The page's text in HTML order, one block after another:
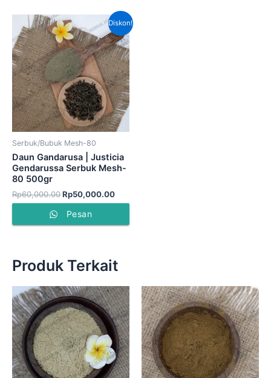
Diskon!
Serbuk/Bubuk Mesh-80
Daun Gandarusa | Justicia
Gendarussa Serbuk Mesh-
80 500gr
Rp60,000.00
Harga
aslinya
adalah:
Rp60,000.00.
Rp50,000.00
Harga
saat
ini
adalah:
Rp50,000.00.
Pesan
Produk Terkait